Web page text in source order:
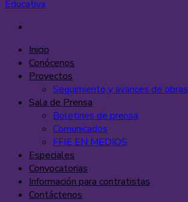
Inicio
Conócenos
Proyectos
Seguimiento y avances de obras
Sala de Prensa
Boletines de prensa
Comunicados
FFIE EN MEDIOS
Especiales
Convocatorias
Información para contratistas
Contáctenos